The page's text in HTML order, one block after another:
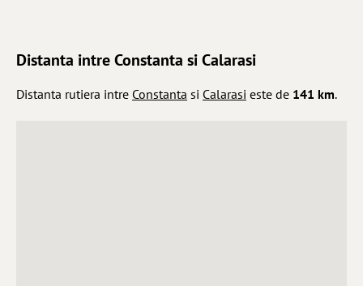
Distanta intre Constanta si Calarasi
Distanta rutiera intre Constanta si Calarasi este de 141 km.